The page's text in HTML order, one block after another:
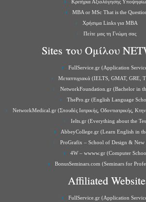
Κριτήρια Αξιολόγησης
MBA or MSc That is the
Χρήσιμα Links για ΜBA
Πείτε μας τη Γνώμη σας
Sites του Ομίλου
FullService.gr (Application
Μεταπτυχιακά (IELTS, GMAT, GRE,
NetworkFoundation.gr (Bachelor in
ThePro.gr (English Language
NetworkMedical.gr (Σπουδές Ιατρικής, Οδοντιατρικής,
Ielts.gr (Everything about the
AbbeyCollege.gr (Learn English in
ProGrafix – School of Design & New
4W – wwww.gr (Computer
BonusSeminars.com (Seminars for
Affiliated
FullService.gr (Application